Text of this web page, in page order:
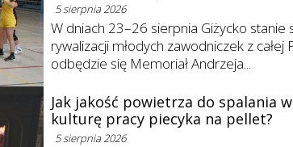
5 sierpnia 2026
W dniach 23–26 sierpnia Giżycko stanie
rywalizacji młodych zawodniczek z całej
odbędzie się Memoriał Andrzeja...
Jak jakość powietrza do spalania
kulturę pracy piecyka na pellet?
5 sierpnia 2026